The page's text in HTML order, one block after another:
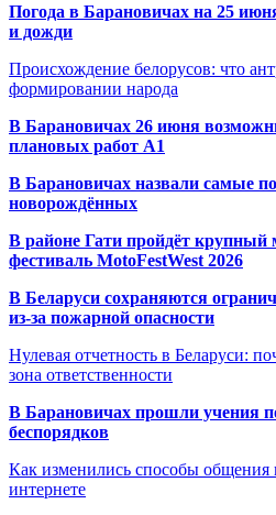
Погода в Барановичах на 25
и дожди
Происхождение белорусов: что
формировании народа
В Барановичах 26 июня
плановых работ A1
В Барановичах назвали самые
новорождённых
В районе Гати пройдёт
фестиваль MotoFestWest 2026
В Беларуси сохраняются
из-за пожарной опасности
Нулевая отчетность в Беларуси:
зона ответственности
В Барановичах прошли учения
беспорядков
Как изменились способы
интернете